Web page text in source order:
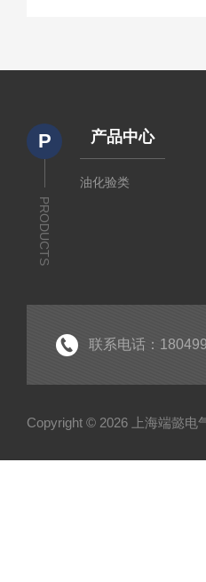
P
PRODUCTS
产品中心
油化验类
联系电话：
Copyright © 2026 上海端懿